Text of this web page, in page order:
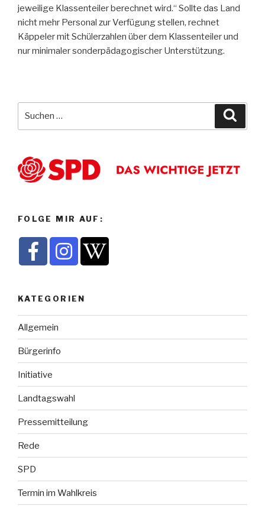
jeweilige Klassenteiler berechnet wird.“ Sollte das Land
nicht mehr Personal zur Verfügung stellen, rechnet
Käppeler mit Schülerzahlen über dem Klassenteiler und
nur minimaler sonderpädagogischer Unterstützung.
FOLGE MIR AUF:
KATEGORIEN
Allgemein
Bürgerinfo
Initiative
Landtagswahl
Pressemitteilung
Rede
SPD
Termin im Wahlkreis